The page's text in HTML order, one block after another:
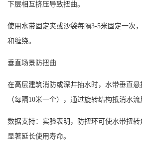
下层相互挤压导致扭曲。
使用水带固定夹或沙袋每隔3-5米固定一次
和缠绕。
垂直场景防扭曲
在高层建筑消防或深井抽水时，水带垂直
（每隔10米一个），通过旋转结构抵消水流
数据支持：实验表明，防扭环可使水带扭转
显著延长使用寿命。